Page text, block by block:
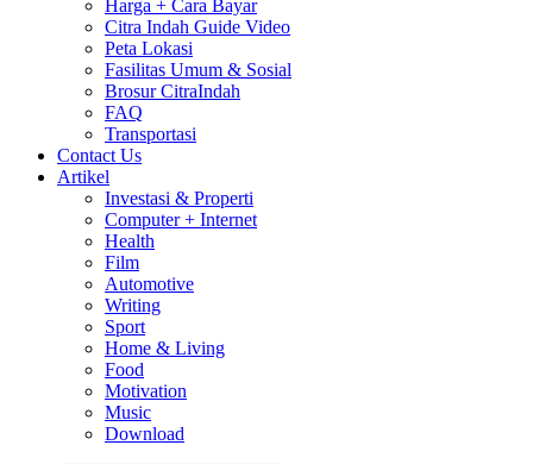
Harga + Cara Bayar
Citra Indah Guide Video
Peta Lokasi
Fasilitas Umum & Sosial
Brosur CitraIndah
FAQ
Transportasi
Contact Us
Artikel
Investasi & Properti
Computer + Internet
Health
Film
Automotive
Writing
Sport
Home & Living
Food
Motivation
Music
Download